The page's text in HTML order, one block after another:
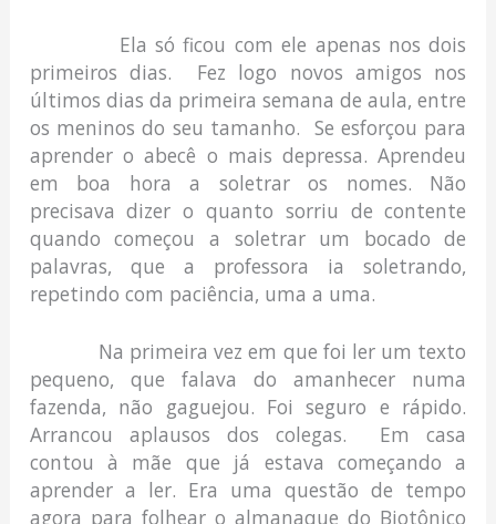
Ela só ficou com ele apenas nos dois
primeiros dias. Fez logo novos amigos nos
últimos dias da primeira semana de aula, entre
os meninos do seu tamanho. Se esforçou para
aprender o abecê o mais depressa. Aprendeu
em boa hora a soletrar os nomes. Não
precisava dizer o quanto sorriu de contente
quando começou a soletrar um bocado de
palavras, que a professora ia soletrando,
repetindo com paciência, uma a uma.
Na primeira vez em que foi ler um texto
pequeno, que falava do amanhecer numa
fazenda, não gaguejou. Foi seguro e rápido.
Arrancou aplausos dos colegas. Em casa
contou à mãe que já estava começando a
aprender a ler. Era uma questão de tempo
agora para folhear o almanaque do Biotônico